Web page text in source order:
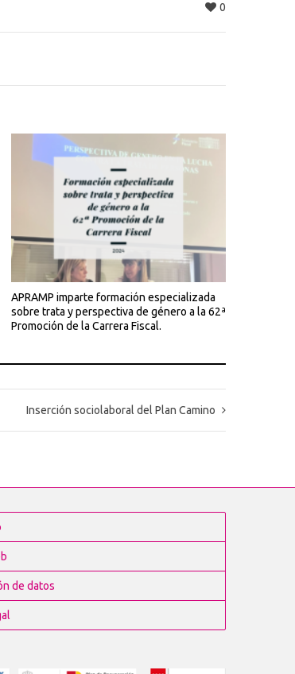
0
APRAMP imparte formación especializada
sobre trata y perspectiva de género a la 62ª
Promoción de la Carrera Fiscal.
Inserción sociolaboral del Plan Camino
de datos